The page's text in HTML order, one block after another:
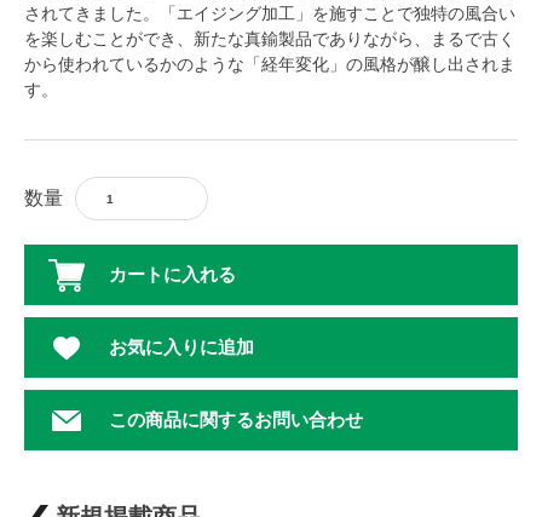
されてきました。「エイジング加工」を施すことで独特の風合い
を楽しむことができ、新たな真鍮製品でありながら、まるで古く
から使われているかのような「経年変化」の風格が醸し出されま
す。
数量
カートに入れる
お気に入りに追加
この商品に関するお問い合わせ